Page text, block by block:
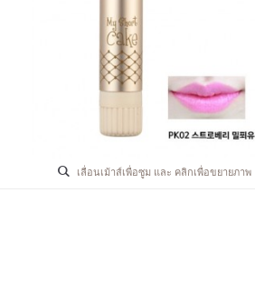
เลื่อนเม้าส์เพื่อซูม และ คลิกเพื่อขยายภาพ